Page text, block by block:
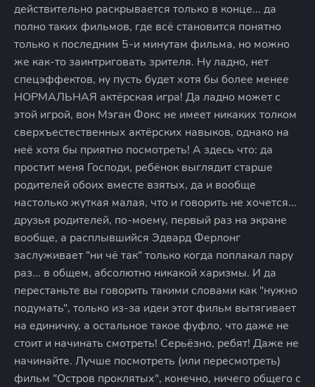
действительно раскрывается только в конце... да
полно таких фильмов, где всё становится понятно
только к последним 5-и минутам фильма, но можно
же как-то заинтриговать зрителя. Ну ладно, нет
спецэффектов, ну пусть будет хотя бы более менее
НОРМАЛЬНАЯ актёрская игра! Да ладно может с
этой игрой, вон Мэган Фокс не имеет никаких толком
сверхъестественных актёрских навыков, однако на
неё хотя бы приятно посмотреть! А здесь что: да
простит меня Господи, ребёнок выглядит старше
родителей обоих вместе взятых, да и вообще
настолько жуткая малая, что и говорить не хочется...
друзья родителей, по-моему, первый раз на экране
вообще, а расплывшийся Эдвард Ферлонг
заслуживает "ни чё так" только когда поплакал пару
раз... в общем, абсолютно никакой харизмы. И да
перестаньте вы говорить такими словами как "нужно
подумать", только из-за идеи этот фильм вытягивает
на единичку, а остальное такое фуфло, что даже не
стоит и начинать смотреть! Серьёзно, ребят! Даже не
начинайте. Лучше посмотреть (или пересмотреть)
фильм "Остров проклятых", конечно, ничего общего с